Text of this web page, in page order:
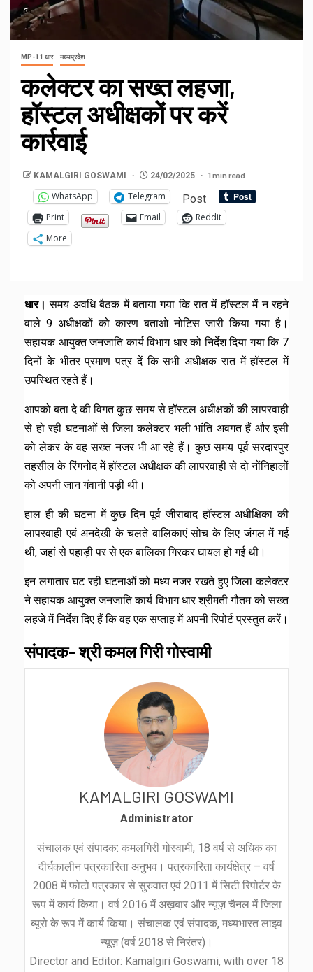
MP-11 धार मध्यप्रदेश
कलेक्टर का सख्त लहजा,
हॉस्टल अधीक्षकों पर करें
कार्रवाई
KAMALGIRI GOSWAMI 24/02/2025 1 min read
WhatsApp Telegram Post
Print Email
Reddit
More
धार। समय अवधि बैठक में बताया गया कि रात में हॉस्टल में न रहने
वाले 9 अधीक्षकों को कारण बताओ नोटिस जारी किया गया है।
सहायक आयुक्त जनजाति कार्य विभाग धार को निर्देश दिया गया कि 7
दिनों के भीतर प्रमाण पत्र दें कि सभी अधीक्षक रात में हॉस्टल में
उपस्थित रहते हैं।
आपको बता दे की विगत कुछ समय से हॉस्टल अधीक्षकों की लापरवाही
से हो रही घटनाओं से जिला कलेक्टर भली भांति अवगत हैं और इसी
को लेकर के वह सख्त नजर भी आ रहे हैं। कुछ समय पूर्व सरदारपुर
तहसील के रिंगनोद में हॉस्टल अधीक्षक की लापरवाही से दो नोंनिहालों
को अपनी जान गंवानी पड़ी थी।
हाल ही की घटना में कुछ दिन पूर्व जीराबाद हॉस्टल अधीक्षिका की
लापरवाही एवं अनदेखी के चलते बालिकाएं सोच के लिए जंगल में गई
थी, जहां से पहाड़ी पर से एक बालिका गिरकर घायल हो गई थी।
इन लगातार घट रही घटनाओं को मध्य नजर रखते हुए जिला कलेक्टर
ने सहायक आयुक्त जनजाति कार्य विभाग धार श्रीमती गौतम को सख्त
लहजे में निर्देश दिए हैं कि वह एक सप्ताह में अपनी रिपोर्ट प्रस्तुत करें।
संपादक- श्री कमल गिरी गोस्वामी
KAMALGIRI GOSWAMI
Administrator
संचालक एवं संपादक: कमलगिरी गोस्वामी, 18 वर्ष से अधिक का
दीर्घकालीन पत्रकारिता अनुभव। पत्रकारिता कार्यक्षेत्र – वर्ष
2008 में फोटो पत्रकार से सुरुवात एवं 2011 में सिटी रिपोर्टर के
रूप में कार्य किया। वर्ष 2016 में अख़बार और न्यूज़ चैनल में जिला
ब्यूरो के रूप में कार्य किया। संचालक एवं संपादक, मध्यभारत लाइव
न्यूज़ (वर्ष 2018 से निरंतर)।
Director and Editor: Kamalgiri Goswami, with over 18